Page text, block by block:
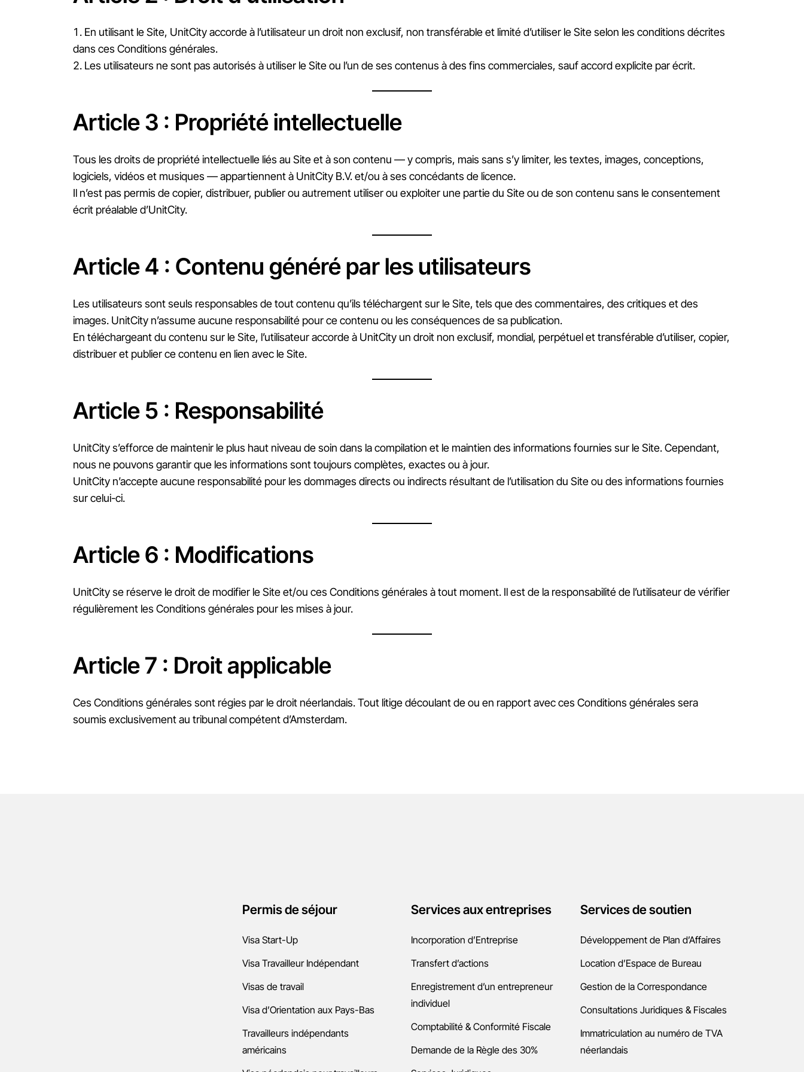
En utilisant le Site, UnitCity accorde à l’utilisateur un droit non exclusif, non transférable et limité d’utiliser le Site selon les conditions décrites
dans ces Conditions générales.
Les utilisateurs ne sont pas autorisés à utiliser le Site ou l’un de ses contenus à des fins commerciales, sauf accord explicite par écrit.
Article 3 : Propriété intellectuelle
Tous les droits de propriété intellectuelle liés au Site et à son contenu — y compris, mais sans s’y limiter, les textes, images, conceptions,
logiciels, vidéos et musiques — appartiennent à UnitCity B.V. et/ou à ses concédants de licence.
Il n’est pas permis de copier, distribuer, publier ou autrement utiliser ou exploiter une partie du Site ou de son contenu sans le consentement
écrit préalable d’UnitCity.
Article 4 : Contenu généré par les utilisateurs
Les utilisateurs sont seuls responsables de tout contenu qu’ils téléchargent sur le Site, tels que des commentaires, des critiques et des
images. UnitCity n’assume aucune responsabilité pour ce contenu ou les conséquences de sa publication.
En téléchargeant du contenu sur le Site, l’utilisateur accorde à UnitCity un droit non exclusif, mondial, perpétuel et transférable d’utiliser, copier,
distribuer et publier ce contenu en lien avec le Site.
Article 5 : Responsabilité
UnitCity s’efforce de maintenir le plus haut niveau de soin dans la compilation et le maintien des informations fournies sur le Site. Cependant,
nous ne pouvons garantir que les informations sont toujours complètes, exactes ou à jour.
UnitCity n’accepte aucune responsabilité pour les dommages directs ou indirects résultant de l’utilisation du Site ou des informations fournies
sur celui-ci.
Article 6 : Modifications
UnitCity se réserve le droit de modifier le Site et/ou ces Conditions générales à tout moment. Il est de la responsabilité de l’utilisateur de vérifier
régulièrement les Conditions générales pour les mises à jour.
Article 7 : Droit applicable
Ces Conditions générales sont régies par le droit néerlandais. Tout litige découlant de ou en rapport avec ces Conditions générales sera
soumis exclusivement au tribunal compétent d’Amsterdam.
Permis de séjour
Visa Start-Up
Visa Travailleur Indépendant
Visas de travail
Visa d’Orientation aux Pays-Bas
Travailleurs indépendants
américains
Services aux entreprises
Incorporation d’Entreprise
Transfert d’actions
Enregistrement d’un entrepreneur
individuel
Comptabilité & Conformité Fiscale
Demande de la Règle des 30%
Services de soutien
Développement de Plan d’Affaires
Location d’Espace de Bureau
Gestion de la Correspondance
Consultations Juridiques & Fiscales
Immatriculation au numéro de TVA
néerlandais